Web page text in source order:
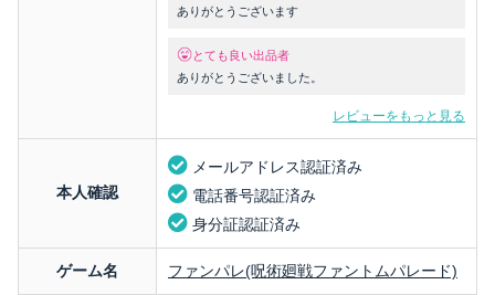
ありがとうございます
とても良い出品者
ありがとうございました。
レビューをもっと見る
本人確認
メールアドレス認証済み
電話番号認証済み
身分証認証済み
ゲーム名 ファンパレ(呪術廻戦ファントムパレード)